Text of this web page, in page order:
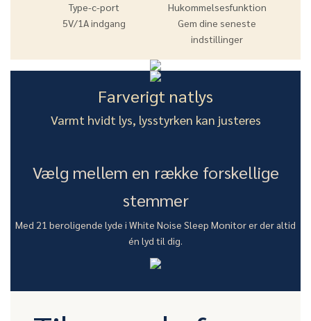
Type-c-port
5V/1A indgang
Hukommelsesfunktion
Gem dine seneste
indstillinger
Farverigt natlys
Varmt hvidt lys, lysstyrken kan justeres
Vælg mellem en række forskellige
stemmer
Med 21 beroligende lyde i White Noise Sleep Monitor er der altid
én lyd til dig.